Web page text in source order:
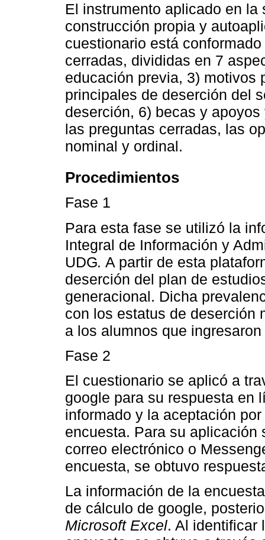
El instrumento aplicado en
construcción propia y
cuestionario está
cerradas, divididas en 7
educación previa, 3) motivos
principales de deserción del
deserción, 6) becas y
las preguntas cerradas, las
nominal y ordinal.
Procedimientos
Fase 1
Para esta fase se utilizó la
Integral de Información y
UDG. A partir de esta
deserción del plan de
generacional. Dicha
con los estatus de deserción
a los alumnos que
Fase 2
El cuestionario se aplicó a
google para su respuesta en
informado y la aceptación
encuesta. Para su
correo electrónico o
encuesta, se obtuvo
La información de la
de cálculo de google,
Microsoft Excel. Al identificar